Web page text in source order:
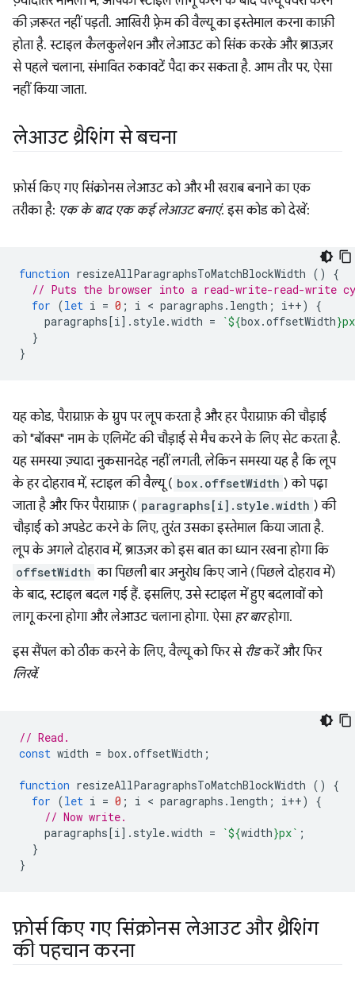
की ज़रूरत नहीं पड़ती. आखिरी फ़्रेम की वैल्यू का इस्तेमाल करना काफ़ी
होता है. स्टाइल कैलकुलेशन और लेआउट को सिंक करके और ब्राउज़र
से पहले चलाना, संभावित रुकावटें पैदा कर सकता है. आम तौर पर, ऐसा
नहीं किया जाता.
लेआउट थ्रैशिंग से बचना
फ़ोर्स किए गए सिंक्रोनस लेआउट को और भी खराब बनाने का एक
तरीका है: एक के बाद एक कई लेआउट बनाएं. इस कोड को देखें:
function resizeAllParagraphsToMatchBlockWidth ()
{
// Puts the browser into a read-write-read-write
for (let i = 0 ; i < paragraphs . length ; i++)
{
paragraphs[i]. style.width = `${box.offsetWidth}
}
}
यह कोड, पैराग्राफ़ के ग्रुप पर लूप करता है और हर पैराग्राफ़ की चौड़ाई
को "बॉक्स" नाम के एलिमेंट की चौड़ाई से मैच करने के लिए सेट करता है.
यह समस्या ज़्यादा नुकसानदेह नहीं लगती, लेकिन समस्या यह है कि लूप
के हर दोहराव में, स्टाइल की वैल्यू ( box.offsetWidth ) को पढ़ा
जाता है और फिर पैराग्राफ़ ( paragraphs[i].style.width ) की
चौड़ाई को अपडेट करने के लिए, तुरंत उसका इस्तेमाल किया जाता है.
लूप के अगले दोहराव में, ब्राउज़र को इस बात का ध्यान रखना होगा कि
offsetWidth का पिछली बार अनुरोध किए जाने (पिछले दोहराव में)
के बाद, स्टाइल बदल गई हैं. इसलिए, उसे स्टाइल में हुए बदलावों को
लागू करना होगा और लेआउट चलाना होगा. ऐसा हर बारहोगा.
इस सैंपल को ठीक करने के लिए, वैल्यू को फिर से रीडकरें और फिर
लिखें:
// Read.
const width = box.offsetWidth ;
function resizeAllParagraphsToMatchBlockWidth ()
{
for (let i = 0 ; i < paragraphs . length ; i++)
{
// Now write.
paragraphs[i]. style.width = `${width}px` ;
}
}
फ़ोर्स किए गए सिंक्रोनस लेआउट और थ्रैशिंग
की पहचान करना